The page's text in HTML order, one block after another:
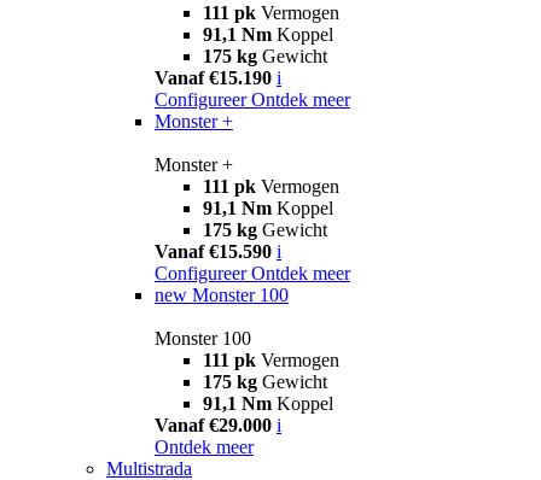
111 pk Vermogen
91,1 Nm Koppel
175 kg Gewicht
Vanaf €15.190 i
Configureer Ontdek meer
Monster +
Monster +
111 pk Vermogen
91,1 Nm Koppel
175 kg Gewicht
Vanaf €15.590 i
Configureer Ontdek meer
new Monster 100
Monster 100
111 pk Vermogen
175 kg Gewicht
91,1 Nm Koppel
Vanaf €29.000 i
Ontdek meer
Multistrada